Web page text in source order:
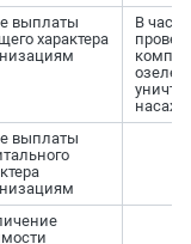
выплаты
характера
В
выплаты